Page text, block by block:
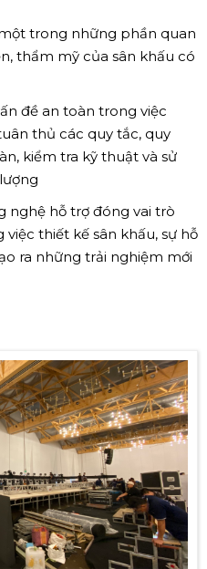
trong những phần quan
thẩm mỹ của sân khấu có
đề an toàn trong việc
thủ các quy tắc, quy
kiểm tra kỹ thuật và sử
nghệ hỗ trợ đóng vai trò
thiết kế sân khấu, sự hỗ
ra những trải nghiệm mới